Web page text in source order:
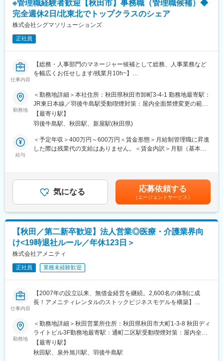
変更の範囲：会社の定める業務
本人の頑張りを昇給、昇格にて評価される制度が御座います。ま
た、事業拡大に伴い、新規の営業所も出店しており、営業所長や
エリアを管理する責任者などのポストがある為、早期のキャリア
アップが見込めます。 ※実際に入社4年前後で所長になった中途入
社の方もいらっしゃいます。
■会社情報：
当社は入院中に必要となるアメニティ(パジャマ・タオル・日用
品）をレンタルするアメニティサポートシステムを提供している
レンタルだけでなく、病院・介護施設内での申込の受付業務から
ご利用者への提供・回収・請求まで全て弊社で受け持っておりま
す。そのため医療・介護施設の業務負担の軽減もでき多くのメリ
ットがあります。拠点は北海道から九州まで展開し、毎年増収・
変更の範囲：会社の定める業務
表記です。
※管理職経験者歓迎【秋田市】事務職（管理職候補）◆
完全週休2日/北東北でトップクラスのシェア
株式会社シグマソリューションズ
正社員
仕事内容
【総務・人事部門のマネージャー候補として総務、人事業務など
を幅広くお任せします/残業月10h~】
■職務内容詳細：
同社では管理部門が総務と人事から成り立っています。
総務部の業務としてはトナー、プリンターなどの受発注管理業
務、売上入力・請求管理・契約管理、総務関連業務などがあり、
人事部門の業務としては採用、人材育成、労務管理などがありま
す。
今回のポジションでは、これらの業務を行っていただきつつ、管
■入社後の流れ
入社いただいた後は、管理職候補として一通りメンバーと同じ業
務をこなせるようになっていただき、業務の流れを把握いただい
業務の割合は、管理業務が7，8割程度となる予定です。
■組織構成
・総務課
リーダー職１名（40代男性）、メンバー3名（40代男性1名、30代
女性1名、10代女性1名）
■当社について：
当社は富士通パートナーとして特に秋田・青森・岩手で特に高い
シェアを誇り、業界としてもニーズが増え続けている成長産業で
当社システムや全国2,500軒の調剤薬局で使用されています。
当社では医療システム（電子カルテ、医療事務システムなど）、
介護システム、歯科医院向けのシステムなどの販社として、ヘル
スケア領域におけるITシステム導入での地域貢献を行っておりま
勤務地
＜勤務地詳細＞本社住所：秋田県秋田市卸町3-4-1 勤務地最寄駅：
JR東日本線／羽後牛島駅受動喫煙対策：屋内全面禁煙変更の範
囲：会社の定める事業所（リモートワーク含む）
【最寄り駅】
羽後牛島駅、秋田駅、新屋駅(秋田県)
給与
＜予定年収＞400万円～600万円＜賃金形態＞月給制管理職に昇進
した際は残業代の支給はありません。＜賃金内訳＞月額（基本
て上下する可能性があります。月給(月額)は固定手当を含めた表記
です。 気になる 応募依頼する
（エージェントサービス）
【秋田／第二新卒歓迎】法人営業◎医療・介護業界向
け<19時退社ルール／年休123日＞
株式会社アメニティ
正社員 業種未経験歓迎
仕事内容
【2007年の設立以来、無借金経営を継続。2,600名の体制に成
長！アメニティレンタルのストックビジネスモデルを構築】
を図るため、このたび新たな仲間をお迎えすることとなりまし
た。
■業務詳細：
病院や介護施設に向けて、入院・入所時に必要な衣類やタオル、
勤務地
＜勤務地詳細＞秋田営業所住所：秋田県秋田市大町1-3-8 秋田ディ
ライトビル3F勤務地最寄駅：通町二区駅受動喫煙対策：屋内全面
禁煙変更の範囲：会社の定める事業所
【最寄り駅】
秋田駅、泉外旭川駅、羽後牛島駅